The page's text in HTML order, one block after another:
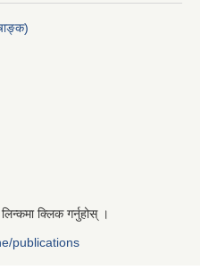
क्लिक गर्नुहोस् ।
publications